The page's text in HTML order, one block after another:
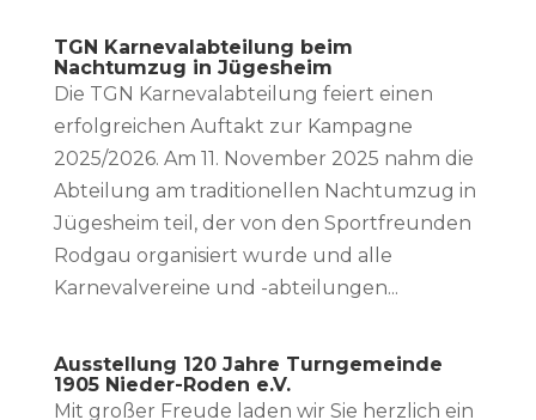
TGN Karnevalabteilung beim
Nachtumzug in Jügesheim
Die TGN Karnevalabteilung feiert einen
erfolgreichen Auftakt zur Kampagne
2025/2026. Am 11. November 2025 nahm die
Abteilung am traditionellen Nachtumzug in
Jügesheim teil, der von den Sportfreunden
Rodgau organisiert wurde und alle
Karnevalvereine und -abteilungen...
Ausstellung 120 Jahre Turngemeinde
1905 Nieder-Roden e.V.
Mit großer Freude laden wir Sie herzlich ein